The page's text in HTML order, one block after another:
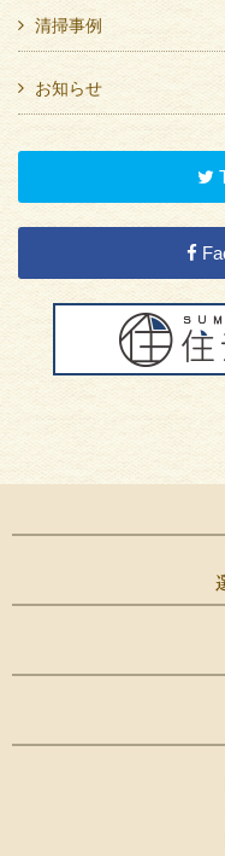
清掃事例
お知らせ